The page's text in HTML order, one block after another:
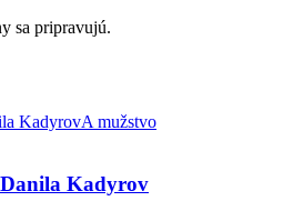
sa pripravujú.
A mužstvo
Kadyrov